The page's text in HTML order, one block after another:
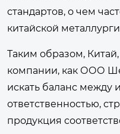
стандартов, о чем
китайской
Таким образом, Китай,
компании, как ООО
искать баланс между
ответственностью,
продукция